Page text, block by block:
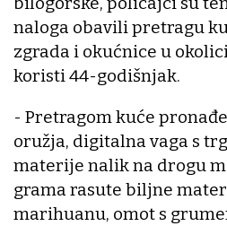
naloga obavili pretragu
zgrada i okućnice u
koristi 44-godišnjak.
- Pretragom kuće
oružja, digitalna vaga s
materije nalik na drogu
grama rasute biljne
marihuanu, omot s